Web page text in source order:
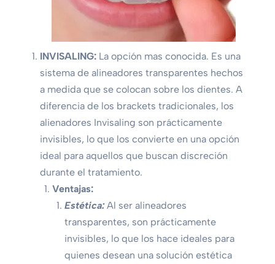
INVISALING:La opción mas conocida. Es una
sistema de alineadores transparentes hechos
a medida que se colocan sobre los dientes. A
diferencia de los brackets tradicionales, los
alienadores Invisaling son prácticamente
invisibles, lo que los convierte en una opción
ideal para aquellos que buscan discreción
durante el tratamiento.
Ventajas:
Estética:Al ser alineadores
transparentes, son prácticamente
invisibles, lo que los hace ideales para
quienes desean una solución estética